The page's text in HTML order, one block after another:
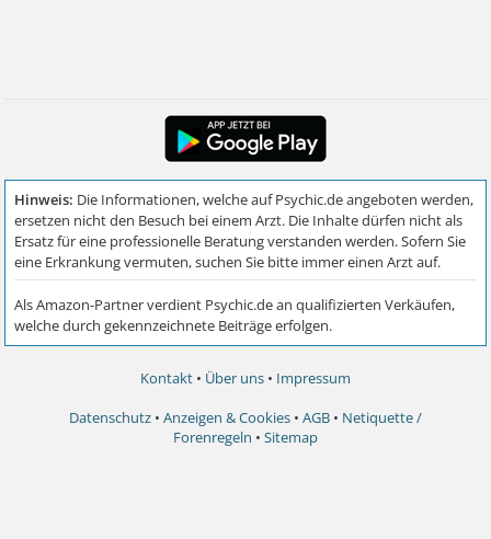
Kontakt • Über uns • Impressum
Datenschutz • Anzeigen & Cookies • AGB • Netiquette /
Forenregeln • Sitemap